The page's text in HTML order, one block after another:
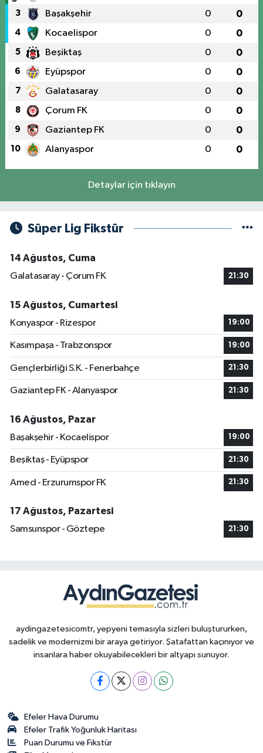
3 Başakşehir 0 0
4 Kocaelispor 0 0
5 Beşiktaş 0 0
6 Eyüpspor 0 0
7 Galatasaray 0 0
8 Çorum FK 0 0
9 Gaziantep FK 0 0
10 Alanyaspor 0 0
Detaylar için tıklayın
Süper Lig Fikstür
14 Ağustos, Cuma
Galatasaray - Çorum FK
21:30
15 Ağustos, Cumartesi
Konyaspor - Rizespor
19:00
Kasımpaşa - Trabzonspor 19:00
Gençlerbirliği S.K. - Fenerbahçe 21:30
Gaziantep FK - Alanyaspor 21:30
16 Ağustos, Pazar
Başakşehir - Kocaelispor
19:00
Beşiktaş - Eyüpspor 21:30
Amed - Erzurumspor FK 21:30
17 Ağustos, Pazartesi
Samsunspor - Göztepe
21:30
aydingazetesicomtr, yepyeni temasıyla sizleri buluştururken,
sadelik ve modernizmi bir araya getiriyor. Şatafattan kaçınıyor ve
insanlara haber okuyabilecekleri bir altyapı sunuyor.
Efeler Hava Durumu
Efeler Trafik Yoğunluk Haritası
Puan Durumu ve Fikstür